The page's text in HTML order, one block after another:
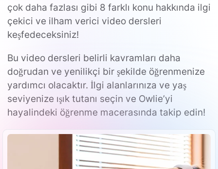
çok daha fazlası gibi 8 farklı konu hakkında ilgi
çekici ve ilham verici video dersleri
keşfedeceksiniz!
Bu video dersleri belirli kavramları daha
doğrudan ve yenilikçi bir şekilde öğrenmenize
yardımcı olacaktır. İlgi alanlarınıza ve yaş
seviyenize ışık tutanı seçin ve Owlie’yi
hayalindeki öğrenme macerasında takip edin!